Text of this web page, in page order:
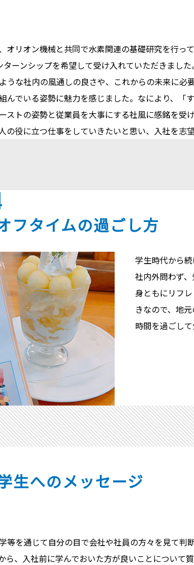
オリオン機械と共同で水素関連の基礎研究を行っ
ーンシップを希望して受け入れていただきました
うな社内の風通しの良さや、これからの未来に必
んでいる姿勢に魅力を感じました。なにより、「
ストの姿勢と従業員を大事にする社風に感銘を受
の役に立つ仕事をしていきたいと思い、入社を志望
フタイムの過ごし方
学生時代から
社内外問わず
身ともにリフ
きなので、地
時間を過ごして
生へのメッセージ
等を通じて自分の目で会社や社員の方々を見て判
ら、入社前に学んでおいた方が良いことについて